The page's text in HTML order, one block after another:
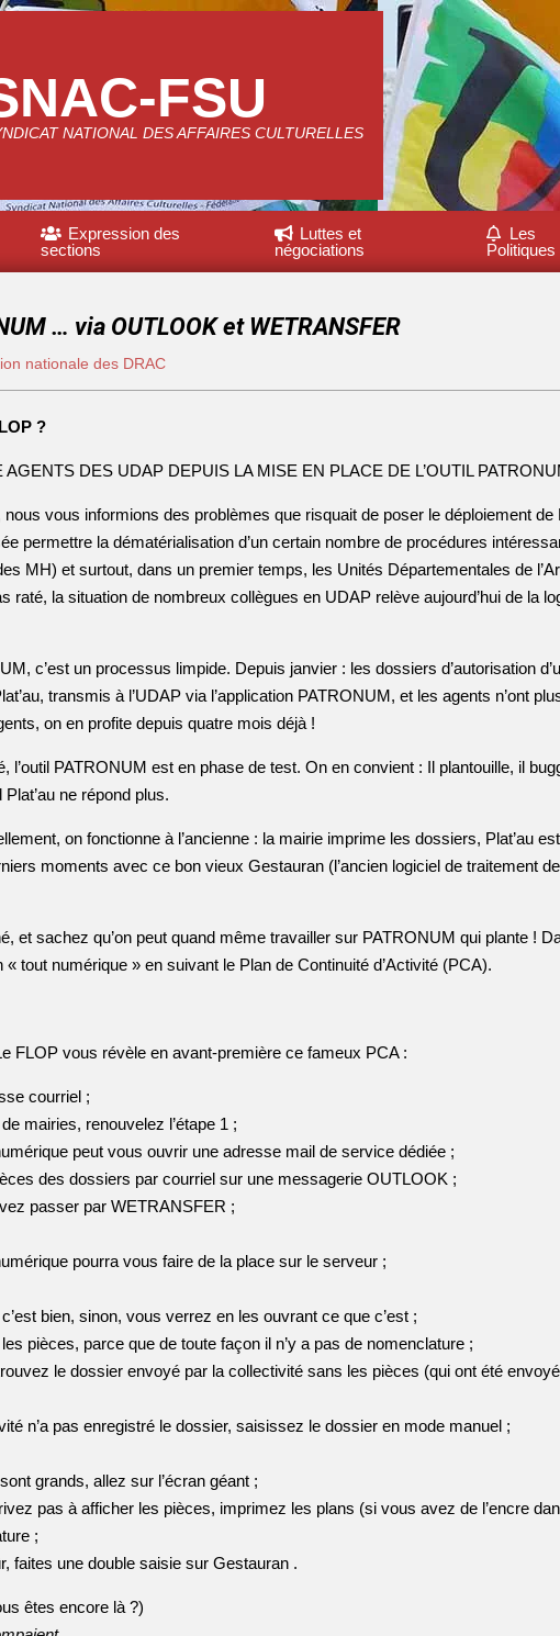
FSU
NATIONAL DES AFFAIRES CULTURELLES
Expression des
sections
Luttes et
négociations
Les
Politiques
… via OUTLOOK et WETRANSFER
nationale des DRAC
?
DES UDAP DEPUIS LA MISE EN PLACE DE L’OUTIL
nous vous informions des problèmes que risquait de poser le déploiement de
permettre la dématérialisation d’un certain nombre de procédures
MH) et surtout, dans un premier temps, les Unités Départementales de
raté, la situation de nombreux collègues en UDAP relève aujourd’hui de la
c’est un processus limpide. Depuis janvier : les dossiers d’autorisation
transmis à l’UDAP via l’application PATRONUM, et les agents n’ont
on en profite depuis quatre mois déjà !
l’outil PATRONUM est en phase de test. On en convient : Il plantouille, il
ne répond plus.
on fonctionne à l’ancienne : la mairie imprime les dossiers, Plat’au
moments avec ce bon vieux Gestauran (l’ancien logiciel de traitement
et sachez qu’on peut quand même travailler sur PATRONUM qui plante !
tout numérique » en suivant le Plan de Continuité d’Activité (PCA).
FLOP vous révèle en avant-première ce fameux PCA :
courriel ;
mairies, renouvelez l’étape 1 ;
peut vous ouvrir une adresse mail de service dédiée ;
des dossiers par courriel sur une messagerie OUTLOOK ;
passer par WETRANSFER ;
pourra vous faire de la place sur le serveur ;
bien, sinon, vous verrez en les ouvrant ce que c’est ;
pièces, parce que de toute façon il n’y a pas de nomenclature ;
le dossier envoyé par la collectivité sans les pièces (qui ont été
n’a pas enregistré le dossier, saisissez le dossier en mode manuel ;
grands, allez sur l’écran géant ;
pas à afficher les pièces, imprimez les plans (si vous avez de l’encre
;
faites une double saisie sur Gestauran .
êtes encore là ?)